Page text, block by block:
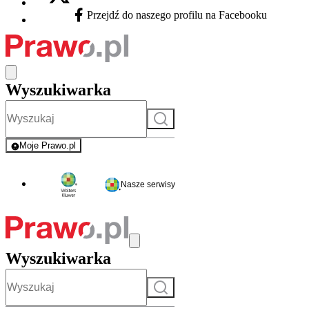
Facebook - otwiera się w nowej karcie
Przejdź do naszego profilu na Facebooku
Wyszukiwarka
Szukaj
Moje Prawo.pl
- rejestracja i logowanie do serwisu
Nasze serwisy
Wyszukiwarka
Szukaj